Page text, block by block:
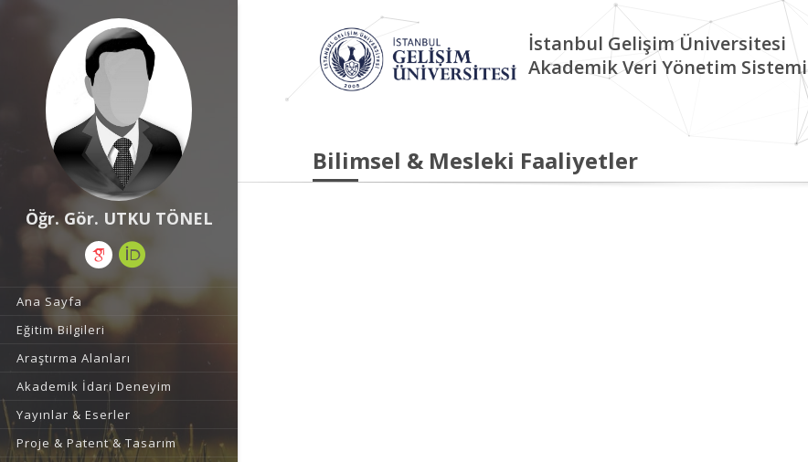
Öğr. Gör. UTKU TÖNEL
Ana Sayfa
Eğitim Bilgileri
Araştırma Alanları
Akademik İdari Deneyim
Yayınlar & Eserler
Proje & Patent & Tasarım
İstanbul Gelişim Üniversitesi
Akademik Veri Yönetim Sistemi
Bilimsel & Mesleki Faaliyetler